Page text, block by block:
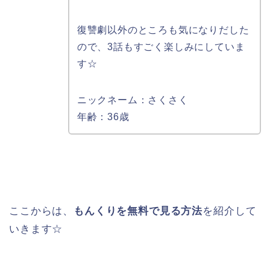
復讐劇以外のところも気になりだした
ので、3話もすごく楽しみにしていま
す☆
ニックネーム：さくさく
年齢：36歳
ここからは、 もんくりを無料で見る方法を紹介して
いきます☆